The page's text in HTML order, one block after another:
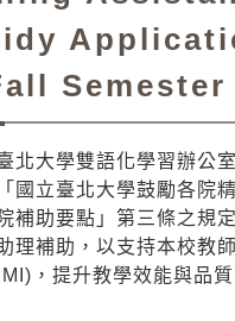
Semester
北大學雙語化學習辦公
國立臺北大學鼓勵各院
補助要點」第三條之規
理補助，以支持本校教
，提升教學效能與品質